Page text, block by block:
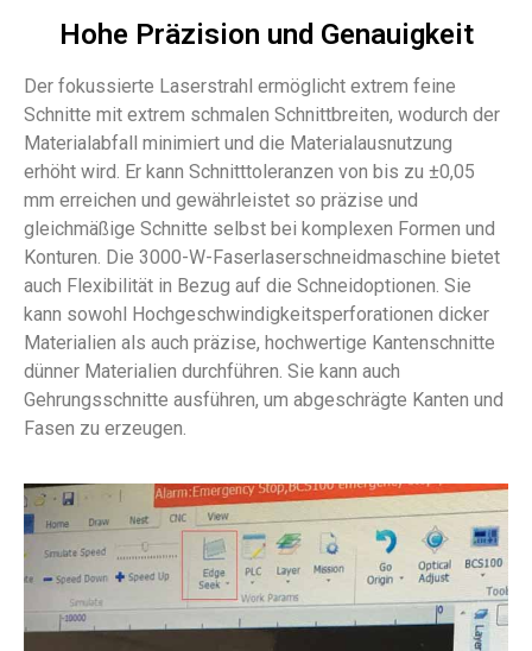
Hohe Präzision und Genauigkeit
Der fokussierte Laserstrahl ermöglicht extrem feine
Schnitte mit extrem schmalen Schnittbreiten, wodurch der
Materialabfall minimiert und die Materialausnutzung
erhöht wird. Er kann Schnitttoleranzen von bis zu ±0,05
mm erreichen und gewährleistet so präzise und
gleichmäßige Schnitte selbst bei komplexen Formen und
Konturen. Die 3000-W-Faserlaserschneidmaschine bietet
auch Flexibilität in Bezug auf die Schneidoptionen. Sie
kann sowohl Hochgeschwindigkeitsperforationen dicker
Materialien als auch präzise, hochwertige Kantenschnitte
dünner Materialien durchführen. Sie kann auch
Gehrungsschnitte ausführen, um abgeschrägte Kanten und
Fasen zu erzeugen.